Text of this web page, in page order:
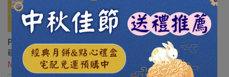
PENROTE筆樂 OPC2068胡子
碰碰3色中性筆0.5
NT$50